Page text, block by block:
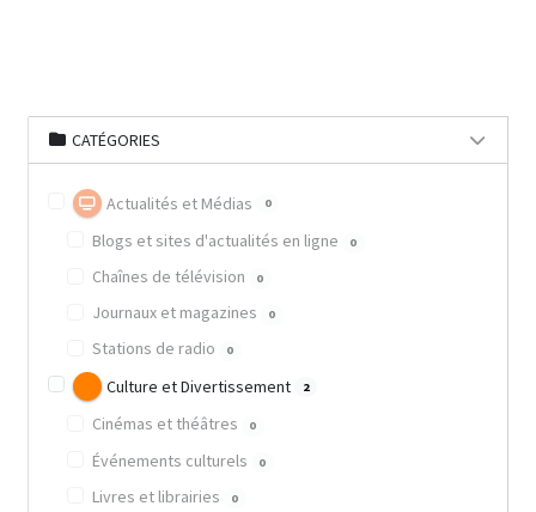
CATÉGORIES
Actualités et Médias 0
Blogs et sites d'actualités en ligne 0
Chaînes de télévision 0
Journaux et magazines 0
Stations de radio 0
Culture et Divertissement 2
Cinémas et théâtres 0
Événements culturels 0
Livres et librairies 0